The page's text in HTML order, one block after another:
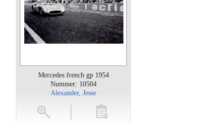
Mercedes french gp 1954
Nummer: 10504
Alexander, Jesse
toevoegen